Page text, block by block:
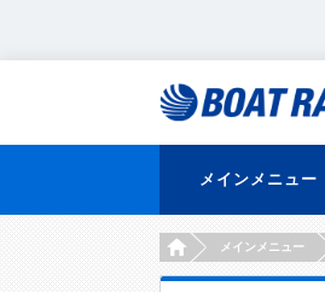
メインメニュー
HOMEメインメニュー